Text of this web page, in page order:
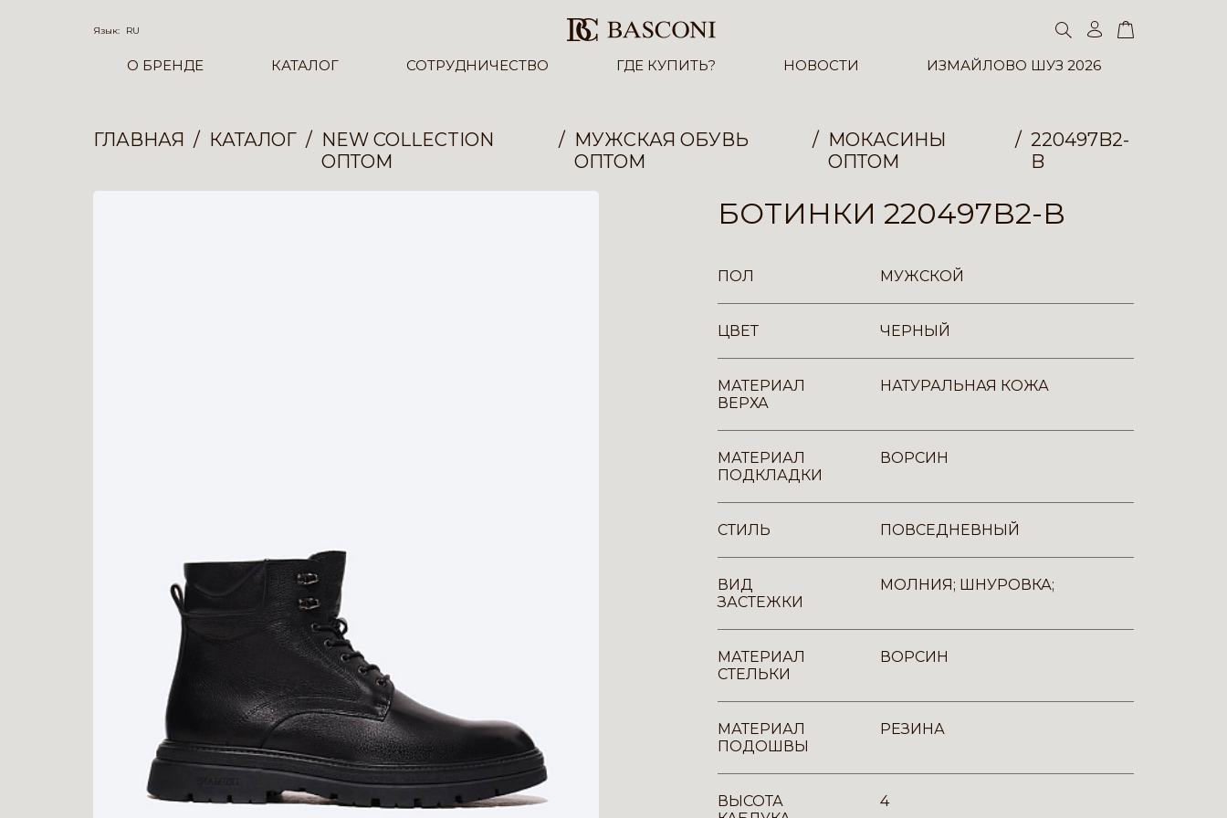
Язык: RU
О БРЕНДЕ КАТАЛОГ СОТРУДНИЧЕСТВО ГДЕ КУПИТЬ? НОВОСТИ ИЗМАЙЛОВО ШУЗ 2026
ГЛАВНАЯ КАТАЛОГ
NEW COLLECTION
ОПТОМ
МУЖСКАЯ ОБУВЬ
ОПТОМ
МОКАСИНЫ
ОПТОМ
220497B2-
B
БОТИНКИ 220497B2-B
ПОЛ МУЖСКОЙ
ЦВЕТ ЧЕРНЫЙ
МАТЕРИАЛ
ВЕРХА
НАТУРАЛЬНАЯ КОЖА
МАТЕРИАЛ
ПОДКЛАДКИ
ВОРСИН
СТИЛЬ ПОВСЕДНЕВНЫЙ
ВИД
ЗАСТЕЖКИ
МОЛНИЯ; ШНУРОВКА;
МАТЕРИАЛ
СТЕЛЬКИ
ВОРСИН
МАТЕРИАЛ
ПОДОШВЫ
РЕЗИНА
ВЫСОТА
4